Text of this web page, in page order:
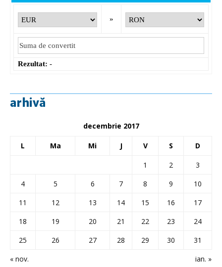
»
Rezultat: -
arhivă
decembrie 2017
L Ma Mi J V S D
« nov. ian. »
1 2
3
4
5 6 7 8 9
10
11
12 13 14 15 16
17
18
19 20 21 22 23
24
25
26 27 28 29 30 31